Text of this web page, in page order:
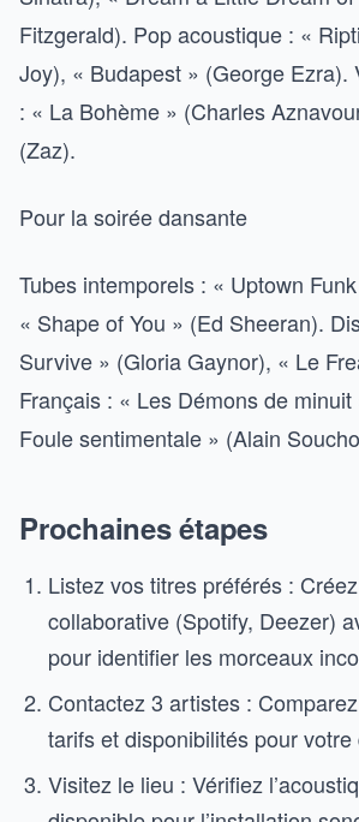
Fitzgerald). Pop acoustique : «
Joy), « Budapest » (George Ezra).
: « La Bohème » (Charles
(Zaz).
Pour la soirée dansante
Tubes intemporels : « Uptown
« Shape of You » (Ed Sheeran).
Survive » (Gloria Gaynor), « Le
Français : « Les Démons de
Foule sentimentale » (Alain
Prochaines étapes
Listez vos titres préférés :
collaborative (Spotify, Deezer)
pour identifier les morceaux
Contactez 3 artistes :
tarifs et disponibilités pour votre
Visitez le lieu : Vérifiez